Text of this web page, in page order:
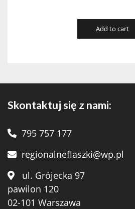
Add to cart
Skontaktuj się z nami:
795 757 177
regionalneflaszki@wp.pl
ul. Grójecka 97
pawilon 120
02-101 Warszawa